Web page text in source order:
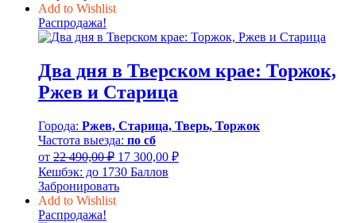
31
Add to Wishlist
Распродажа!
Два дня в Тверском крае: Торжок,
Ржев и Старица
Города: Ржев, Старица, Тверь, Торжок
Частота выезда: по сб
от 22 490,00₽ Первоначальная
цена
составляла
22
17 300,00 ₽Текущая
Кешбэк: до 1730 Баллов
Забронировать
Add to Wishlist
Распродажа!